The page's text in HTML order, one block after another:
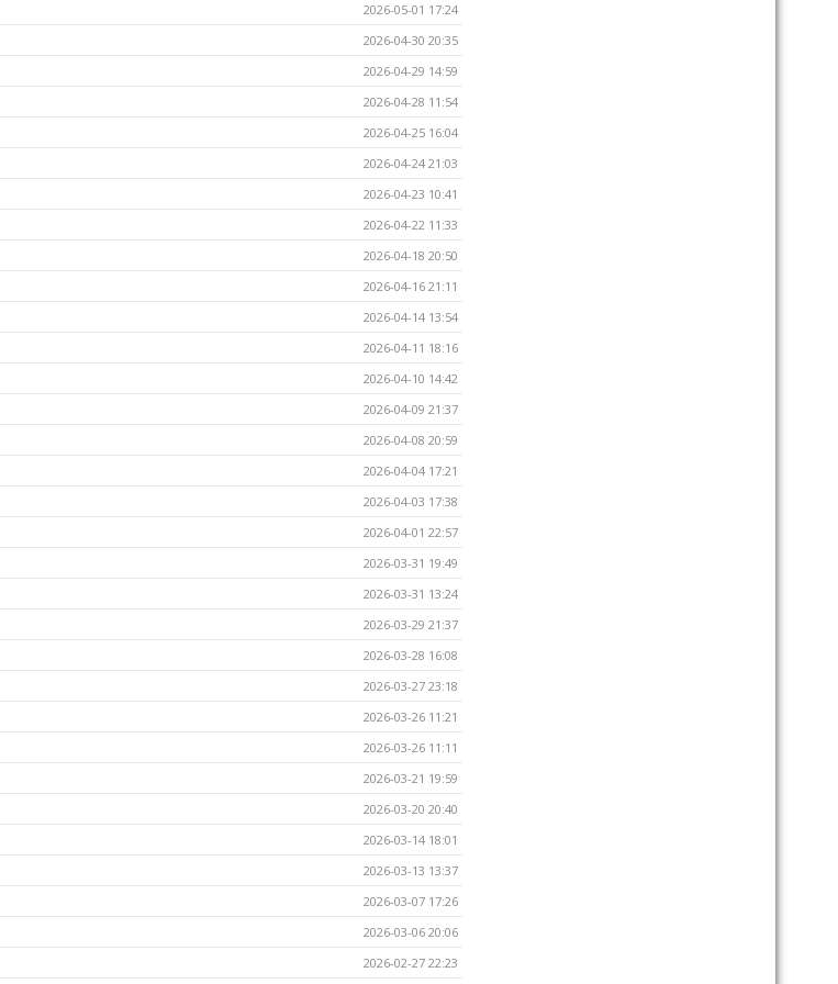
2026-05-01 17:24
2026-04-30 20:35
2026-04-29 14:59
2026-04-28 11:54
2026-04-25 16:04
2026-04-24 21:03
2026-04-23 10:41
2026-04-22 11:33
2026-04-18 20:50
2026-04-16 21:11
2026-04-14 13:54
2026-04-11 18:16
2026-04-10 14:42
2026-04-09 21:37
2026-04-08 20:59
2026-04-04 17:21
2026-04-03 17:38
2026-04-01 22:57
2026-03-31 19:49
2026-03-31 13:24
2026-03-29 21:37
2026-03-28 16:08
2026-03-27 23:18
2026-03-26 11:21
2026-03-26 11:11
2026-03-21 19:59
2026-03-20 20:40
2026-03-14 18:01
2026-03-13 13:37
2026-03-07 17:26
2026-03-06 20:06
2026-02-27 22:23